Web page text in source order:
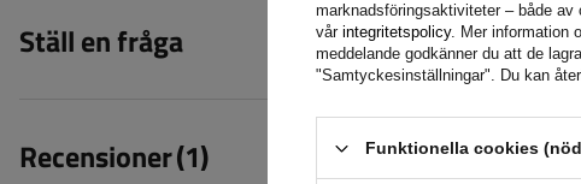
Ställ en fråga
Recensioner(1)
marknadsföringsaktiviteter – både
vår integritetspolicy. Mer information
meddelande godkänner du att de
"Samtyckesinställningar". Du kan
Funktionella cookies